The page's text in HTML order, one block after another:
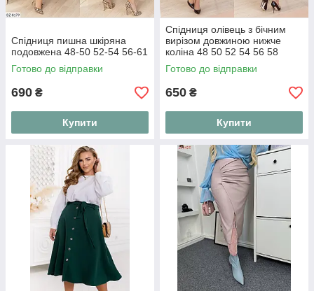
Спідниця пишна шкіряна
подовжена 48-50 52-54 56-61
Готово до відправки
690 ₴
Купити
Спідниця олівець з бічним
вирізом довжиною нижче
коліна 48 50 52 54 56 58
Готово до відправки
650 ₴
Купити